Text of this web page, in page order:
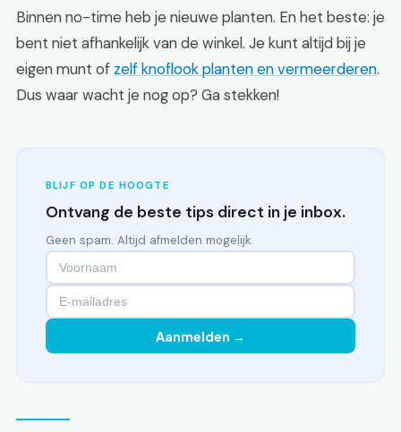
Binnen no-time heb je nieuwe planten. En het beste: je
bent niet afhankelijk van de winkel. Je kunt altijd bij je
eigen munt of zelf knoflook planten en vermeerderen.
Dus waar wacht je nog op? Ga stekken!
BLIJF OP DE HOOGTE
Ontvang de beste tips direct in je inbox.
Geen spam. Altijd afmelden mogelijk.
Aanmelden →